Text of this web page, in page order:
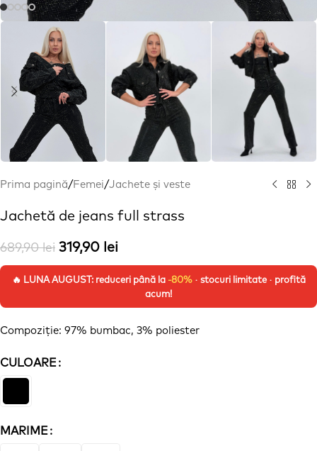
Prima pagină/Femei/Jachete și veste
Jachetă de jeans full strass
689,90lei 319,90 lei
🔥 LUNA AUGUST: reduceri până la -80%· stocuri limitate · profită
acum!
Compoziție: 97% bumbac, 3% poliester
CULOARE
MARIME